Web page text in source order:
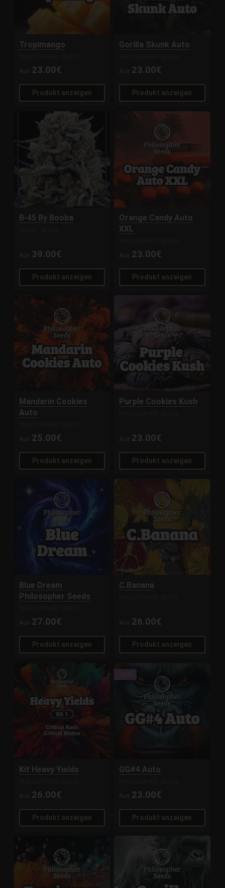
Tropimango
Aus 23.00€
Produkt anzeigen
Gorilla Skunk Auto
Aus 23.00€
Produkt anzeigen
B-45 By Booba
Aus 39.00€
Produkt anzeigen
Orange Candy Auto
XXL
Aus 23.00€
Produkt anzeigen
Mandarin Cookies
Auto
Aus 25.00€
Produkt anzeigen
Purple Cookies Kush
Aus 23.00€
Produkt anzeigen
Blue Dream
Philosopher Seeds
Aus 27.00€
Produkt anzeigen
C.Banana
Aus 26.00€
Produkt anzeigen
Kit Heavy Yields
Aus 26.00€
Produkt anzeigen
GG#4 Auto
Aus 23.00€
Produkt anzeigen